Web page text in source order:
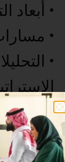
• أبعاد
•
•
• الخاتمة